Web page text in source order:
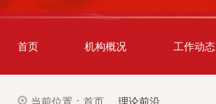
首页 机构概况 工作动态